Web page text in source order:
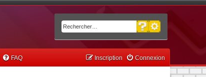
Rechercher
Recherche avancée
FAQ Connexion
Inscription